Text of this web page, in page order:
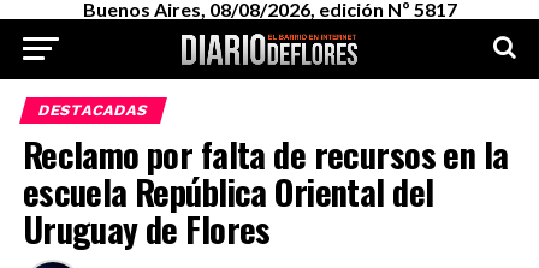
Buenos Aires, 08/08/2026, edición Nº 5817
DESTACADAS
Reclamo por falta de recursos en la
escuela República Oriental del
Uruguay de Flores